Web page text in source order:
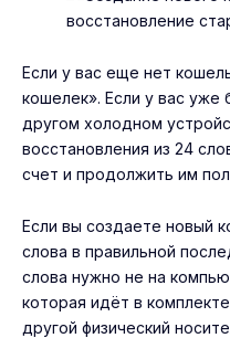
Если у вас еще нет
кошелек». Если у вас
другом холодном
восстановления из 24
счет и продолжить им
Если вы создаете новый
слова в правильной
слова нужно не на
которая идёт в
другой физический